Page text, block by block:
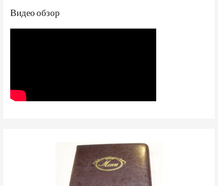
Видео обзор